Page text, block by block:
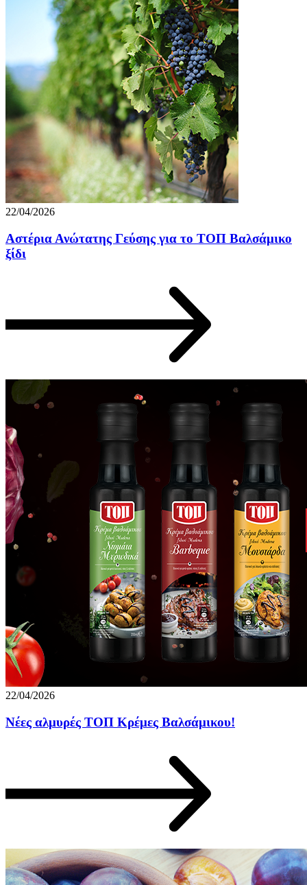
22/04/2026
Αστέρια Ανώτατης Γεύσης για το ΤΟΠ Βαλσάμικο
ξίδι
22/04/2026
Νέες αλμυρές ΤΟΠ Κρέμες Βαλσάμικου!